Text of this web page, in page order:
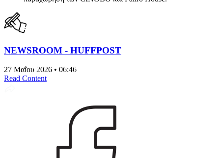
NEWSROOM - HUFFPOST
27 Μαΐου 2026 • 06:46
Read Content